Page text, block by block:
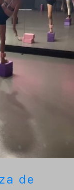
de